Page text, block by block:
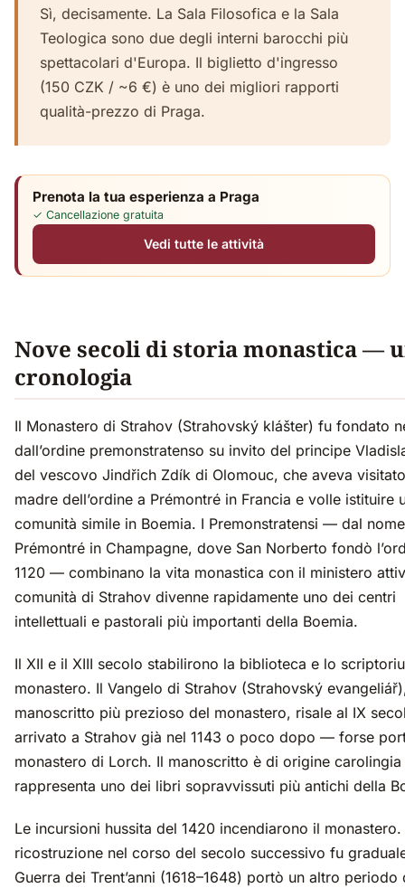
Sì, decisamente. La Sala Filosofica e la Sala
Teologica sono due degli interni barocchi più
spettacolari d'Europa. Il biglietto d'ingresso
(150 CZK / ~6 €) è uno dei migliori rapporti
qualità-prezzo di Praga.
Prenota la tua esperienza a Praga
✓ Cancellazione gratuita
Vedi tutte le attività
Nove secoli di storia monastica —
cronologia
Il Monastero di Strahov (Strahovský klášter) fu fondato
dall’ordine premonstratenso su invito del principe
del vescovo Jindřich Zdík di Olomouc, che aveva
madre dell’ordine a Prémontré in Francia e volle istituire
comunità simile in Boemia. I Premonstratensi — dal
Prémontré in Champagne, dove San Norberto fondò
1120 — combinano la vita monastica con il ministero
comunità di Strahov divenne rapidamente uno dei centri
intellettuali e pastorali più importanti della Boemia.
Il XII e il XIII secolo stabilirono la biblioteca e lo
monastero. Il Vangelo di Strahov (Strahovský
manoscritto più prezioso del monastero, risale al IX
arrivato a Strahov già nel 1143 o poco dopo — forse
monastero di Lorch. Il manoscritto è di origine carolingia
rappresenta uno dei libri sopravvissuti più antichi della
Le incursioni hussita del 1420 incendiarono il monastero.
ricostruzione nel corso del secolo successivo fu
Guerra dei Trent’anni (1618–1648) portò un altro periodo